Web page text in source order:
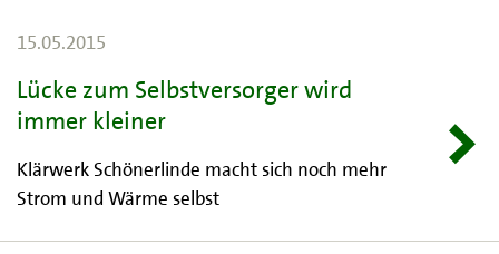
15.05.2015
Lücke zum Selbstversorger wird
immer kleiner
Klärwerk Schönerlinde macht sich noch mehr
Strom und Wärme selbst